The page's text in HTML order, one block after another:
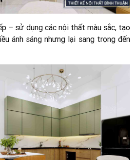
– sử dụng các nội thất màu sắc, tạo
ánh sáng nhưng lại sang trọng đến